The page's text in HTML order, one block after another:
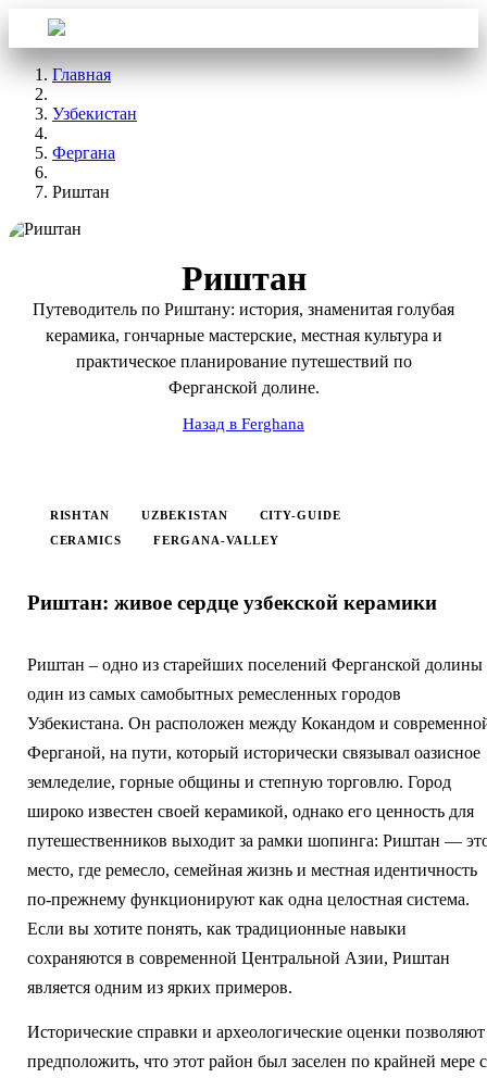
Главная
Узбекистан
Фергана
Риштан
Риштан
Путеводитель по Риштану: история, знаменитая голубая
керамика, гончарные мастерские, местная культура и
практическое планирование путешествий по
Ферганской долине.
Назад в Ferghana
RISHTAN UZBEKISTAN
CITY-GUIDE
CERAMICS
FERGANA-VALLEY
Риштан: живое сердце узбекской керамики
Риштан – одно из старейших поселений Ферганской долины
один из самых самобытных ремесленных городов
Узбекистана. Он расположен между Кокандом и
Ферганой, на пути, который исторически связывал оазисное
земледелие, горные общины и степную торговлю. Город
широко известен своей керамикой, однако его ценность для
путешественников выходит за рамки шопинга: Риштан —
место, где ремесло, семейная жизнь и местная идентичность
по-прежнему функционируют как одна целостная система.
Если вы хотите понять, как традиционные навыки
сохраняются в современной Центральной Азии, Риштан
является одним из ярких примеров.
Исторические справки и археологические оценки позволяют
предположить, что этот район был заселен по крайней мере с